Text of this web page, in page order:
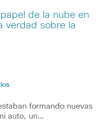
de la nube en
verdad sobre la
formando nuevas
auto, un…